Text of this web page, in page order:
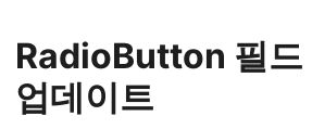
RadioButton 필드
업데이트